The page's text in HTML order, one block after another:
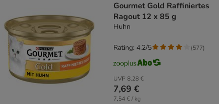
Gourmet Gold Raffiniertes
Ragout 12 x 85 g
Huhn
UVP 8,28 €
7,69 €
7,54 € / kg
Rating: 4.2/5 (577)